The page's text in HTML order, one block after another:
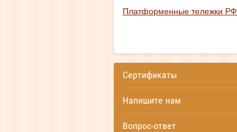
Платформенные тележки РФ
Сертификаты
Напишите нам
Вопрос-ответ